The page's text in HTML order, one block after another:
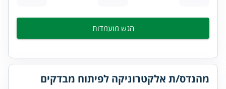
הגש מועמדות
מהנדס/ת אלקטרוניקה לפיתוח מבדקים